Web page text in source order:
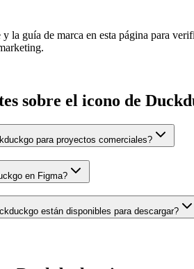
la guía de marca en esta página para
sobre el icono de
para proyectos comerciales?
en Figma?
están disponibles para descargar?